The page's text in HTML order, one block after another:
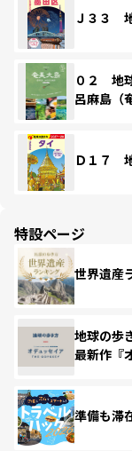
Ｊ３３
０２ 地
呂麻島（
Ｄ１７
特設ページ
世界遺産
地球の歩
最新作『
準備も滞